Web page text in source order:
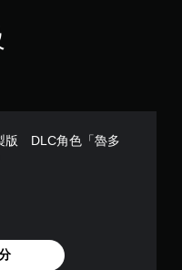
版 DLC角色「魯多